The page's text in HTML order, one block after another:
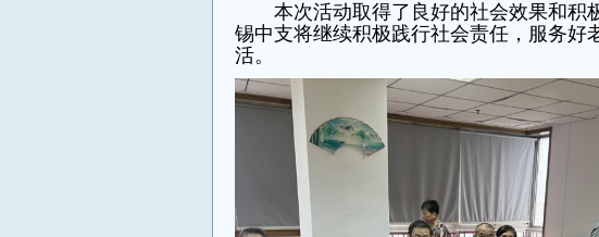
本次活动取得了良好的社会效果和积
锡中支将继续积极践行社会责任，服务好
活。